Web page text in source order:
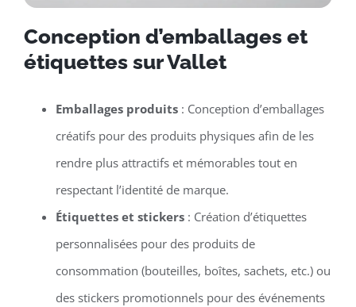
Conception d’emballages et
étiquettes sur Vallet
Emballages produits: Conception d’emballages
créatifs pour des produits physiques afin de les
rendre plus attractifs et mémorables tout en
respectant l’identité de marque.
Étiquettes et stickers: Création d’étiquettes
personnalisées pour des produits de
consommation (bouteilles, boîtes, sachets, etc.) ou
des stickers promotionnels pour des événements